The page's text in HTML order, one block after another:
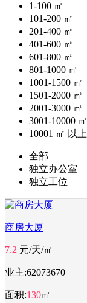
1-100 ㎡
101-200 ㎡
201-400 ㎡
401-600 ㎡
601-800 ㎡
801-1000 ㎡
1001-1500 ㎡
1501-2000 ㎡
2001-3000 ㎡
3001-10000 ㎡
10001 ㎡ 以上
全部
独立办公室
独立工位
商房大厦
7.2 元/天/㎡
业主:62073670
面积:130㎡